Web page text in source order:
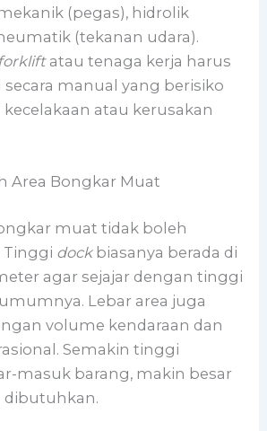
(pegas), hidrolik
(tekanan udara).
forkliftatau tenaga kerja harus
manual yang berisiko
atau kerusakan
Area Bongkar Muat
muat tidak boleh
Tinggi dockbiasanya berada di
meter agar sejajar dengan tinggi
Lebar area juga
volume kendaraan dan
Semakin tinggi
masuk barang, makin besar
dibutuhkan.